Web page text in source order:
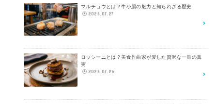
マルチョウとは？牛小腸の魅力と知られざる歴史
2026.07.27
ロッシーニとは？美食作曲家が愛した贅沢な一皿の真
実
2026.07.25